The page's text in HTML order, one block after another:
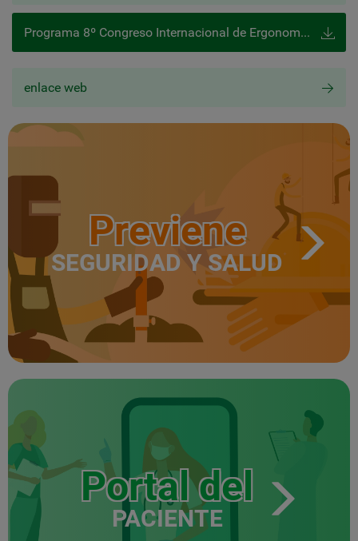
Programa 8º Congreso Internacional de Ergonomía y Psicología Aplicada 29 y 30 de noviembre
enlace web
Previene
SEGURIDAD Y SALUD
Portal del
PACIENTE